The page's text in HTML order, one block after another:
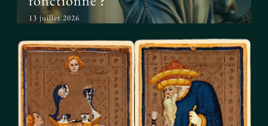
13 juillet 2026